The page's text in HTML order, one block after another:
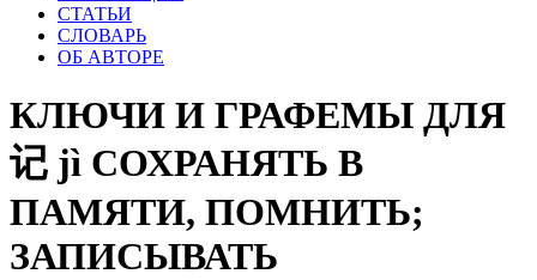
СТАТЬИ
СЛОВАРЬ
ОБ АВТОРЕ
КЛЮЧИ И ГРАФЕМЫ ДЛЯ
记 jì СОХРАНЯТЬ В
ПАМЯТИ, ПОМНИТЬ;
ЗАПИСЫВАТЬ